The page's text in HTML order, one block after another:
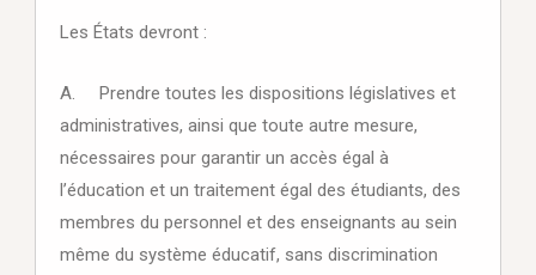
Les États devront :
A. Prendre toutes les dispositions législatives et
administratives, ainsi que toute autre mesure,
nécessaires pour garantir un accès égal à
l’éducation et un traitement égal des étudiants, des
membres du personnel et des enseignants au sein
même du système éducatif, sans discrimination